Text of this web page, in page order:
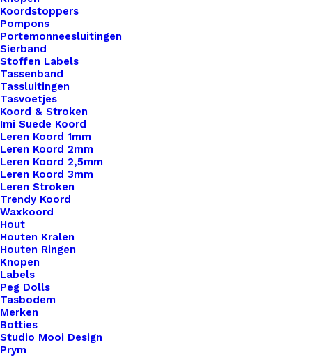
Koordstoppers
Pompons
Portemonneesluitingen
Sierband
Stoffen Labels
Tassenband
Tassluitingen
Tasvoetjes
Koord & Stroken
Imi Suede Koord
Leren Koord 1mm
Leren Koord 2mm
Leren Koord 2,5mm
Leren Koord 3mm
Leren Stroken
Trendy Koord
Waxkoord
Hout
Houten Kralen
Houten Ringen
Knopen
Labels
Peg Dolls
Tasbodem
Merken
Botties
Studio Mooi Design
Prym
Tule Grijs 137cm Breed
€2,50